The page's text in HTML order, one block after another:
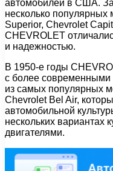
автомобилей в США.
несколько популярных
Superior, Chevrolet
CHEVROLET
и надежностью.
В 1950-е годы
с более
из самых популярных
Chevrolet Bel Air,
автомобильной
нескольких
двигателями.